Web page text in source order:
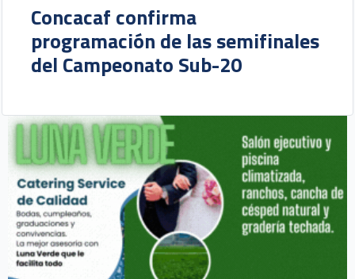
Concacaf confirma
programación de las semifinales
del Campeonato Sub-20